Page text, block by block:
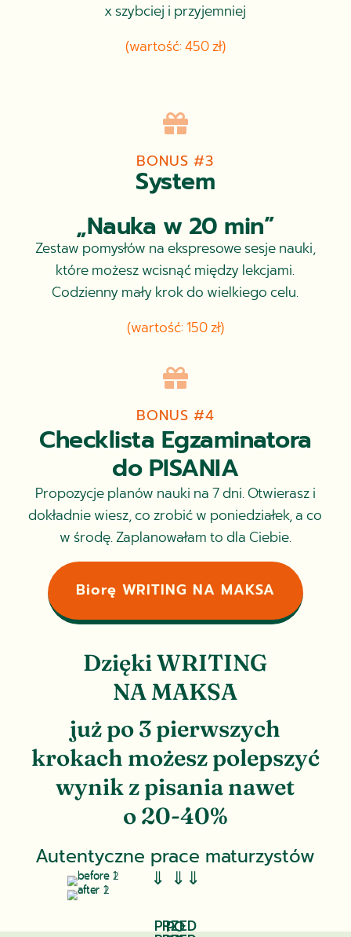
x szybciej i przyjemniej
(wartość: 450 zł)

BONUS #3
System
„Nauka w 20 min”
Zestaw pomysłów na ekspresowe sesje nauki,
które możesz wcisnąć między lekcjami.
Codzienny mały krok do wielkiego celu.
(wartość: 150 zł)

BONUS #4
Checklista Egzaminatora
do PISANIA
Propozycje planów nauki na 7 dni. Otwierasz i
dokładnie wiesz, co zrobić w poniedziałek, a co
w środę. Zaplanowałam to dla Ciebie.
Biorę WRITING NA MAKSA
Dzięki WRITING
NA MAKSA
już po 3 pierwszych
krokach możesz polepszyć
wynik z pisania nawet
o 20-40%
Autentyczne prace maturzystów
⇓ ⇓⇓
PRZED
PO